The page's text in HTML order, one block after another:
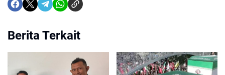
Berita Terkait